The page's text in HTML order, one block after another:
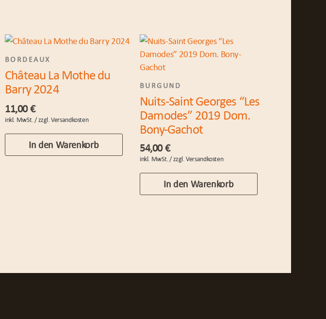
BORDEAUX
Château La Mothe du
Barry 2024
11,00€
In den Warenkorb
BURGUND
Nuits-Saint Georges “Les
Damodes” 2019 Dom.
Bony-Gachot
54,00€
In den Warenkorb